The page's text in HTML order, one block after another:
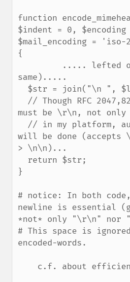
function
$indent = 0,
$mail_encoding = 'iso-
{
same).....
must be \r\n, not only
will be done
> \n\n)...
}
# notice: In both
newline is essential
*not* only "\r\n" nor
# This space is
encoded-words.